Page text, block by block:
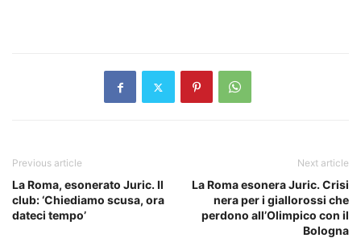
Previous article
La Roma, esonerato Juric. Il
club: ‘Chiediamo scusa, ora
dateci tempo’
Next article
La Roma esonera Juric. Crisi
nera per i giallorossi che
perdono all’Olimpico con il
Bologna